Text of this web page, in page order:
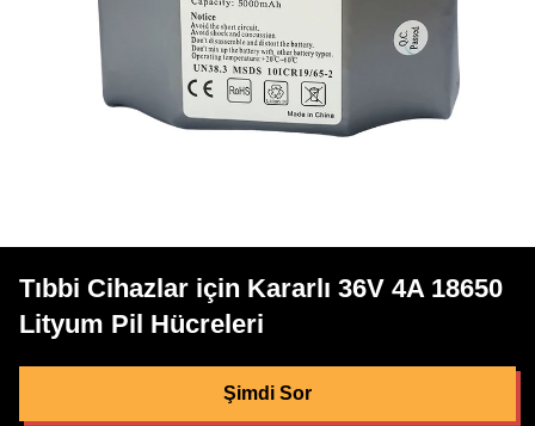
Tıbbi Cihazlar için Kararlı 36V 4A 18650
Lityum Pil Hücreleri
Şimdi Sor